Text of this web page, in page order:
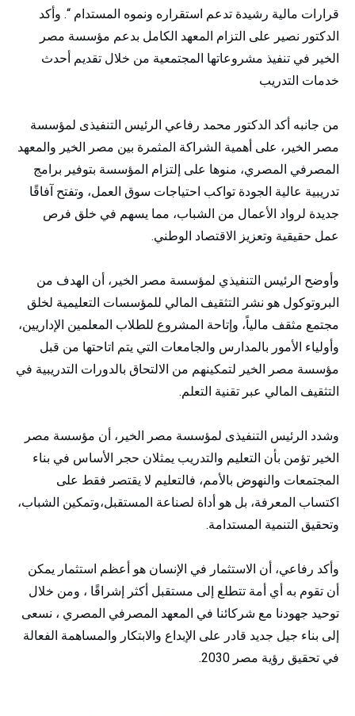
قرارات مالية رشيدة تدعم استقراره ونموه المستدام “. وأكد
الدكتور نصير على التزام المعهد الكامل بدعم مؤسسة مصر
الخير في تنفيذ مشروعاتها المجتمعية من خلال تقديم أحدث
خدمات التدريب
من جانبه أكد الدكتور محمد رفاعي الرئيس التنفيذى لمؤسسة
مصر الخير، على أهمية الشراكة المثمرة بين مصر الخير والمعهد
المصرفي المصري، منوها على إلتزام المؤسسة بتوفير برامج
تدريبية عالية الجودة تواكب احتياجات سوق العمل، وتفتح آفاقًا
جديدة لرواد الأعمال من الشباب، مما يسهم في خلق فرص
عمل حقيقية وتعزيز الاقتصاد الوطني.
وأوضح الرئيس التنفيذي لمؤسسة مصر الخير، أن الهدف من
البروتوكول هو نشر التثقيف المالي للمؤسسات التعليمية لخلق
مجتمع مثقف مالياً، وإتاحة المشروع للطلاب المعلمين الإداريين،
وأولياء الأمور بالمدارس والجامعات التي يتم اتاحتها من قبل
مؤسسة مصر الخير لتمكينهم من الالتحاق بالدورات التدريبية في
التثقيف المالي عبر تقنية التعلم.
وشدد الرئيس التنفيذى لمؤسسة مصر الخير، أن مؤسسة مصر
الخير تؤمن بأن التعليم والتدريب يمثلان حجر الأساس في بناء
المجتمعات والنهوض بالأمم، فالتعليم لا يقتصر فقط على
اكتساب المعرفة، بل هو أداة لصناعة المستقبل،وتمكين الشباب،
وتحقيق التنمية المستدامة.
وأكد رفاعي، أن الاستثمار في الإنسان هو أعظم استثمار يمكن
أن تقوم به أي أمة تتطلع إلى مستقبل أكثر إشراقًا ، ومن خلال
توحيد جهودنا مع شركائنا في المعهد المصرفي المصري ، نسعى
إلى بناء جيل جديد قادر على الإبداع والابتكار والمساهمة الفعالة
في تحقيق رؤية مصر 2030.